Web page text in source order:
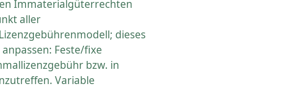
Immaterialgüterrechten
aller
dieses
Feste/fixe
bzw. in
Variable